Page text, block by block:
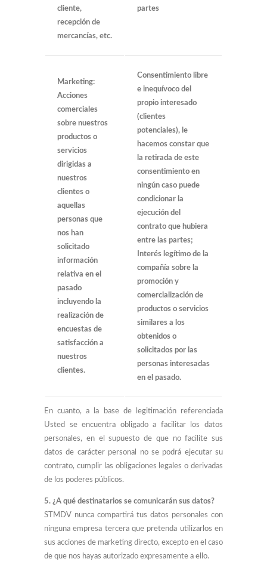
cliente,
recepción de
mercancías, etc.
partes
Marketing:
Acciones
comerciales
sobre nuestros
productos o
servicios
dirigidas a
nuestros
clientes o
aquellas
personas que
nos han
solicitado
información
relativa en el
pasado
incluyendo la
realización de
encuestas de
satisfacción a
nuestros
clientes.
Consentimiento libre
e inequívoco del
propio interesado
(clientes
potenciales), le
hacemos constar que
la retirada de este
consentimiento en
ningún caso puede
condicionar la
ejecución del
contrato que hubiera
entre las partes;
Interés legítimo de la
compañía sobre la
promoción y
comercialización de
productos o servicios
similares a los
obtenidos o
solicitados por las
personas interesadas
en el pasado.
En cuanto, a la base de legitimación referenciada
Usted se encuentra obligado a facilitar los datos
personales, en el supuesto de que no facilite sus
datos de carácter personal no se podrá ejecutar su
contrato, cumplir las obligaciones legales o derivadas
de los poderes públicos.
5. ¿A qué destinatarios se comunicarán sus datos?
STMDV nunca compartirá tus datos personales con
ninguna empresa tercera que pretenda utilizarlos en
sus acciones de marketing directo, excepto en el caso
de que nos hayas autorizado expresamente a ello.